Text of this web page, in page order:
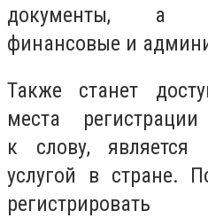
документы, а
финансовые и
Также станет
места
к слову, является
услугой в стране.